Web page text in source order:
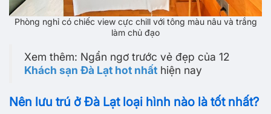
Phòng nghỉ có chiếc view cực chill với tông màu nâu và trắng
làm chủ đạo
Xem thêm: Ngẩn ngơ trước vẻ đẹp của 12
Khách sạn Đà Lạt hot nhất hiện nay
Nên lưu trú ở Đà Lạt loại hình nào là tốt nhất?